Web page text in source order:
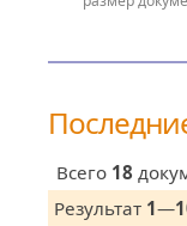
Всего 18
Результат 1—